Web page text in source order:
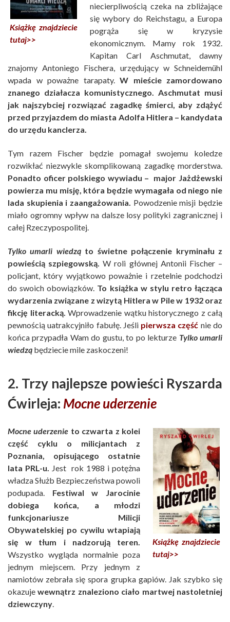
Książkę znajdziecie
tutaj>>
niecierpliwością czeka na zbliżające
się wybory do Reichstagu, a Europa
pogrąża się w kryzysie
ekonomicznym. Mamy rok 1932.
Kapitan Carl Aschmutat, dawny
znajomy Antoniego Fischera, urzędujący w Schneidemühl
wpada w poważne tarapaty. W mieście zamordowano
znanego działacza komunistycznego. Aschmutat musi
jak najszybciej rozwiązać zagadkę śmierci, aby zdążyć
przed przyjazdem do miasta Adolfa Hitlera – kandydata
do urzędu kanclerza.
Tym razem Fischer będzie pomagał swojemu koledze
rozwikłać niezwykle skomplikowaną zagadkę morderstwa.
Ponadto oficer polskiego wywiadu – major Jażdżewski
powierza mu misję, która będzie wymagała od niego nie
lada skupienia i zaangażowania. Powodzenie misji będzie
miało ogromny wpływ na dalsze losy polityki zagranicznej i
całej Rzeczypospolitej.
Tylko umarli wiedząto świetne połączenie kryminału z
powieścią szpiegowską. W roli głównej Antonii Fischer –
policjant, który wyjątkowo poważnie i rzetelnie podchodzi
do swoich obowiązków. To książka w stylu retro łącząca
wydarzenia związane z wizytą Hitlera w Pile w 1932 oraz
fikcję literacką. Wprowadzenie wątku historycznego z całą
pewnością uatrakcyjniło fabułę. Jeśli pierwsza część nie do
końca przypadła Wam do gustu, to po lekturze Tylko umarli
wiedzą będziecie mile zaskoczeni!
2. Trzy najlepsze powieści Ryszarda
Ćwirleja: Mocne uderzenie
Książkę znajdziecie
tutaj>>
Mocne uderzenie to czwarta z kolei
część cyklu o milicjantach z
Poznania, opisującego ostatnie
lata PRL-u.
Jest rok 1988 i potężna
władza Służb Bezpieczeństwa powoli
podupada. Festiwal w Jarocinie
dobiega końca, a młodzi
funkcjonariusze Milicji
Obywatelskiej po cywilu wtapiają
się w tłum i nadzorują teren.
Wszystko wygląda normalnie poza
jednym miejscem. Przy jednym z
namiotów zebrała się spora grupka gapiów. Jak szybko się
okazujewewnątrz znaleziono ciało martwej nastoletniej
dziewczyny